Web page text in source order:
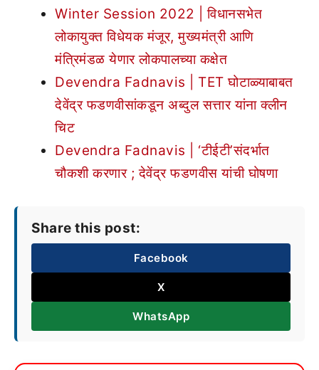
Winter Session 2022 | विधानसभेत
लोकायुक्त विधेयक मंजूर, मुख्यमंत्री आणि
मंत्रिमंडळ येणार लोकपालच्या कक्षेत
Devendra Fadnavis | TET घोटाळ्याबाबत
देवेंद्र फडणवीसांकडून अब्दुल सत्तार यांना क्लीन
चिट
Devendra Fadnavis | ‘टीईटी’संदर्भात
चौकशी करणार ; देवेंद्र फडणवीस यांची घोषणा
Share this post:
Facebook
X
WhatsApp